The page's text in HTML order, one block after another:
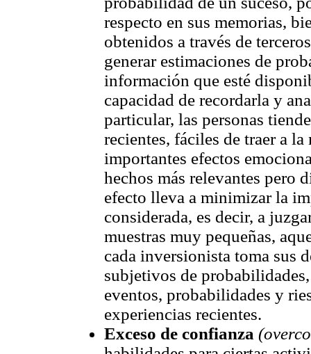
respecto en sus memorias,
obtenidos a través de
generar estimaciones de
información que esté
capacidad de recordarla y
particular, las personas
recientes, fáciles de traer a
importantes efectos
hechos más relevantes pero
efecto lleva a minimizar la
considerada, es decir, a
muestras muy pequeñas,
cada inversionista toma sus
subjetivos de
eventos, probabilidades y
experiencias recientes.
Exceso de confianza